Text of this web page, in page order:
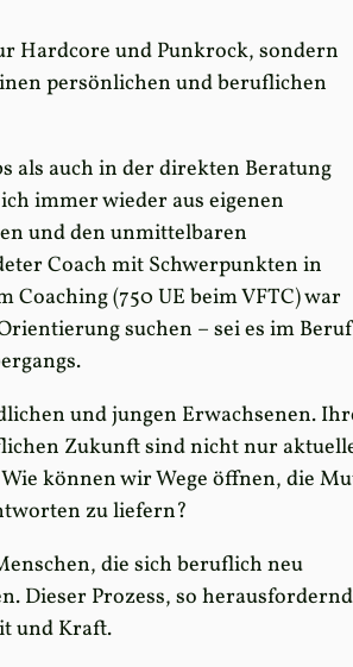
Hardcore und Punkrock, sondern
persönlichen und beruflichen
als auch in der direkten Beratung
immer wieder aus eigenen
und den unmittelbaren
Coach mit Schwerpunkten in
(750 UE beim VFTC) war
suchen – sei es im
und jungen Erwachsenen.
Zukunft sind nicht nur
können wir Wege öffnen, die
zu liefern?
die sich beruflich neu
Dieser Prozess, so herausfordernd
und Kraft.